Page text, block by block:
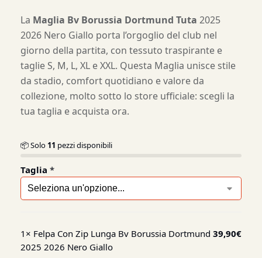
La Maglia Bv Borussia Dortmund Tuta 2025
2026 Nero Giallo porta l’orgoglio del club nel
giorno della partita, con tessuto traspirante e
taglie S, M, L, XL e XXL. Questa Maglia unisce stile
da stadio, comfort quotidiano e valore da
collezione, molto sotto lo store ufficiale: scegli la
tua taglia e acquista ora.
📦 Solo 11 pezzi disponibili
Taglia *
1× Felpa Con Zip Lunga Bv Borussia Dortmund
2025 2026 Nero Giallo
39,90€